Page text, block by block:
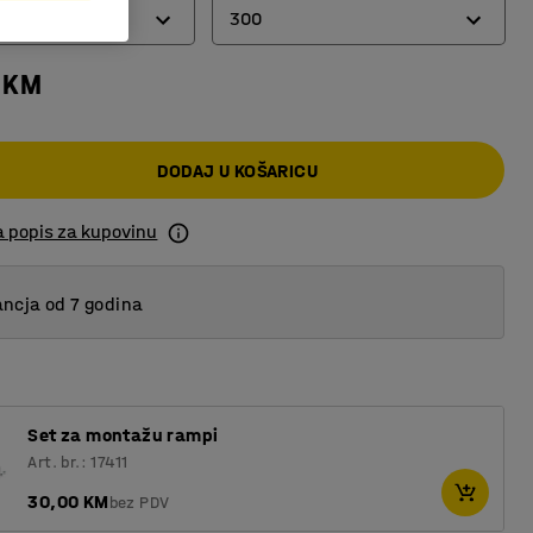
300
DODAJ U KOŠARICU
popis za kupovinu
od 7 godina
Set za montažu rampi
Art. br.: 17411
30,00 KMbez PDV